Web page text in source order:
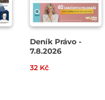
Deník Právo -
7.8.2026
32 Kč